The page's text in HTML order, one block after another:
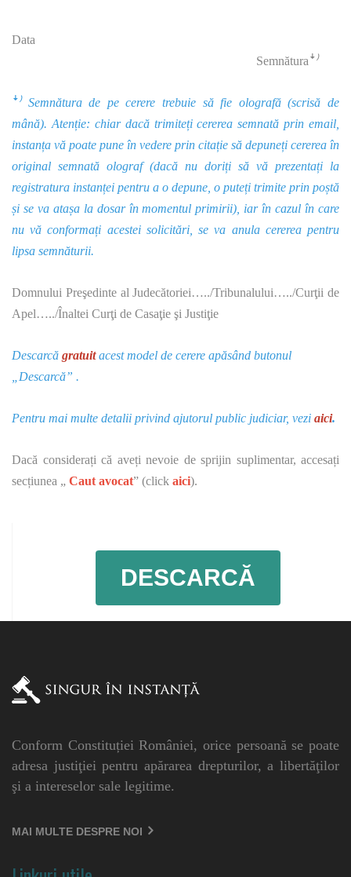
Data
Semnăturaꜜ⁾
ꜜ⁾ Semnătura de pe cerere trebuie să fie olografă (scrisă de
mână). Atenție: chiar dacă trimiteți cererea semnată prin email,
instanța vă poate pune în vedere prin citație să depuneți cererea în
original semnată olograf (dacă nu doriți să vă prezentați la
registratura instanței pentru a o depune, o puteți trimite prin poștă
și se va atașa la dosar în momentul primirii), iar în cazul în care
nu vă conformați acestei solicitări, se va anula cererea pentru
lipsa semnăturii.
Domnului Preşedinte al Judecătoriei…../Tribunalului…../Curţii de
Apel…../Înaltei Curţi de Casaţie şi Justiţie
Descarcă gratuitacest model de cerere apăsând butonul
„Descarcă” .
Pentru mai multe detalii privind ajutorul public judiciar, vezi aici.
Dacă considerați că aveți nevoie de sprijin suplimentar, accesați
secțiunea „ Caut avocat” (click aici).
DESCARCĂ
Conform Constituției României, orice persoană se poate
adresa justiţiei pentru apărarea drepturilor, a libertăţilor
şi a intereselor sale legitime.
MAI MULTE DESPRE NOI